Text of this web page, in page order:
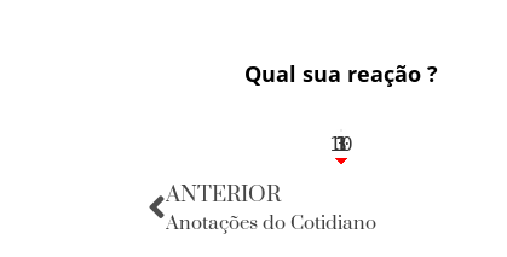
Qual sua reação ?
3
1
1
3
10
ANTERIOR
Anotações do Cotidiano